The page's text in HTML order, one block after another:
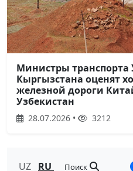
Министры транспорта
Кыргызстана оценят
железной дороги
Узбекистан
28.07.2026 • 3212
UZ RU Поиск